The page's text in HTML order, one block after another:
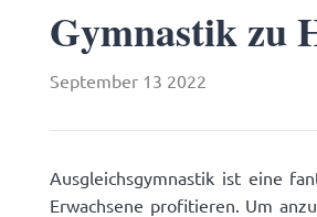
Gymnastik zu
September 13 2022
Ausgleichsgymnastik ist eine
Erwachsene profitieren. Um